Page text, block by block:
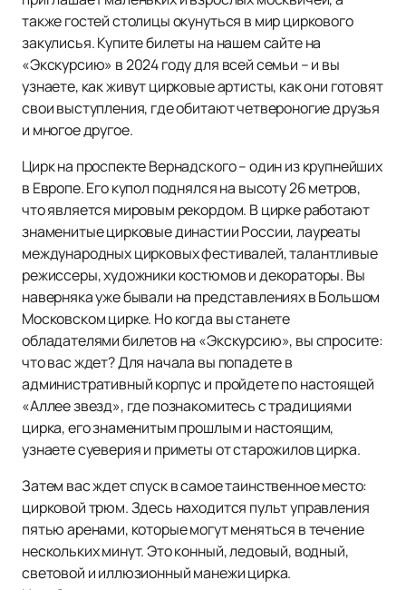
также гостей столицы окунуться в мир циркового
закулисья. Купите билеты на нашем сайте на
«Экскурсию» в 2024 году для всей семьи – и вы
узнаете, как живут цирковые артисты, как они готовят
свои выступления, где обитают четвероногие друзья
и многое другое.
Цирк на проспекте Вернадского – один из крупнейших
в Европе. Его купол поднялся на высоту 26 метров,
что является мировым рекордом. В цирке работают
знаменитые цирковые династии России, лауреаты
международных цирковых фестивалей, талантливые
режиссеры, художники костюмов и декораторы. Вы
наверняка уже бывали на представлениях в Большом
Московском цирке. Но когда вы станете
обладателями билетов на «Экскурсию», вы спросите:
что вас ждет? Для начала вы попадете в
административный корпус и пройдете по настоящей
«Аллее звезд», где познакомитесь с традициями
цирка, его знаменитым прошлым и настоящим,
узнаете суеверия и приметы от старожилов цирка.
Затем вас ждет спуск в самое таинственное место:
цирковой трюм. Здесь находится пульт управления
пятью аренами, которые могут меняться в течение
нескольких минут. Это конный, ледовый, водный,
световой и иллюзионный манежи цирка.